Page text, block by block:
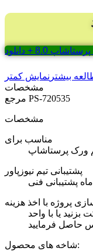
بیشتر نمایش کمتر
مشخصات
PS-720535
مشخصات
مناسب برای
ورک پرستاشاپ
پشتیبانی تیم نیوزپاور
پشتیبانی فنی
پروژه با اخذ هزینه
یا با واحد
شاخه های محصول: